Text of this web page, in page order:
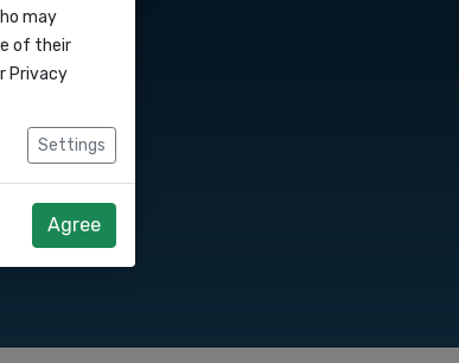
may
of their
Privacy
Settings
Agree